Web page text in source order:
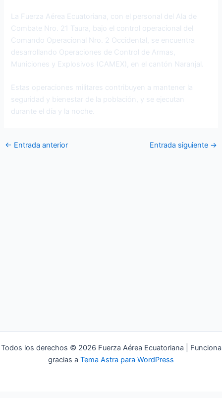
La Fuerza Aérea Ecuatoriana, con el personal del Ala de
Combate Nro. 21 Taura, bajo el control operacional del
Comando Operacional Nro. 2 Occidental, se encuentra
desarrollando Operaciones de Control de Armas,
Municiones y Explosivos (CAMEX), en el cantón Naranjal.
Estas operaciones militares contribuyen a mantener la
seguridad y bienestar de la población, y se ejecutan
durante el día y la noche.
← Entrada anterior Entrada siguiente →
Todos los derechos © 2026 Fuerza Aérea Ecuatoriana | Funciona
gracias a Tema Astra para WordPress